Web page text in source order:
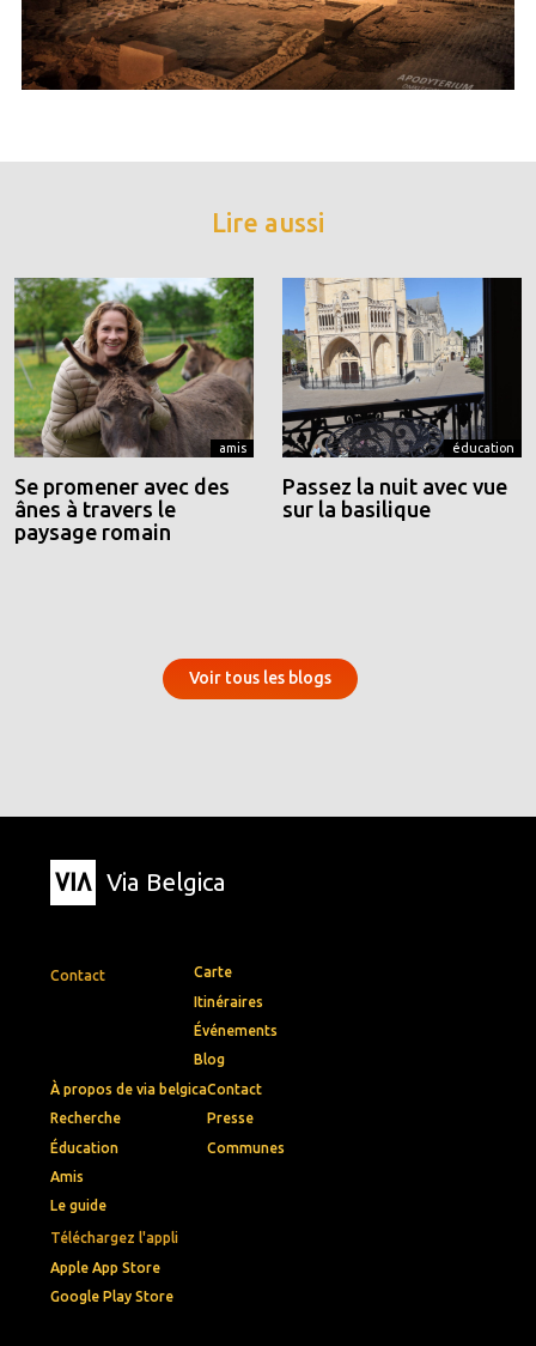
Lire aussi
amis
Se promener avec des
ânes à travers le
paysage romain
éducation
Passez la nuit avec vue
sur la basilique
Voir tous les blogs
Via Belgica
Contact
Téléchargez l'appli
Apple App Store
Google Play Store
Carte
Itinéraires
Événements
Blog
À propos de via belgica
Recherche
Éducation
Amis
Le guide
Contact
Presse
Communes